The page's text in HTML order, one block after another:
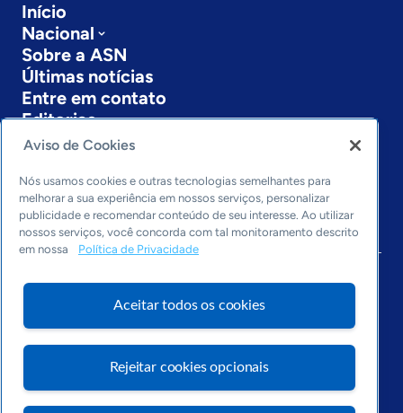
Início
Nacional
Sobre a ASN
Últimas notícias
Entre em contato
Editorias
Economia & Política
Inovação & Tecnologia
Cultura empreendedora
Dados
Arquivo
Aviso de Cookies
Nós usamos cookies e outras tecnologias semelhantes para
melhorar a sua experiência em nossos serviços, personalizar
publicidade e recomendar conteúdo de seu interesse. Ao utilizar
nossos serviços, você concorda com tal monitoramento descrito
em nossa
Política de Privacidade
Aceitar todos os cookies
Rejeitar cookies opcionais